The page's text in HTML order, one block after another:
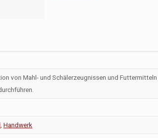
von Mahl- und Schälerzeugnissen und Futtermitteln
Handwerk